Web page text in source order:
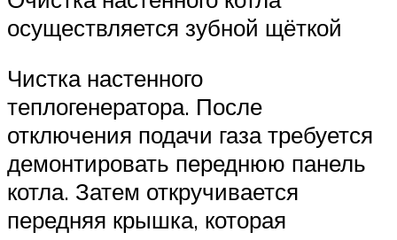
осуществляется зубной щёткой
Чистка настенного
теплогенератора. После
отключения подачи газа требуется
демонтировать переднюю панель
котла. Затем откручивается
передняя крышка, которая